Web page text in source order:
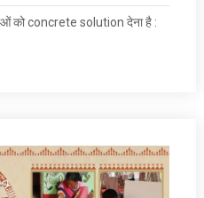
को concrete solution देना है :